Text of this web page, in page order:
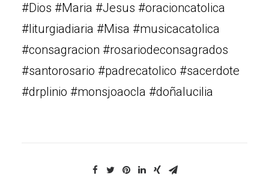
#Dios #Maria #Jesus #oracioncatolica
#liturgiadiaria #Misa #musicacatolica
#consagracion #rosariodeconsagrados
#santorosario #padrecatolico #sacerdote
#drplinio #monsjoaocla #doñalucilia